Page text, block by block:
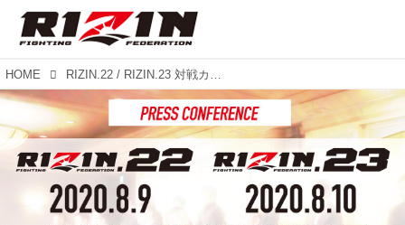
HOME RIZIN.22 / RIZIN.23 対戦カード発表記者会見！7/9（木）13時よりLIVE配信！